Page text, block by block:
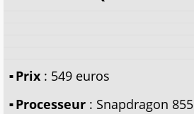
Prix : 549 euros
Processeur : Snapdragon 855